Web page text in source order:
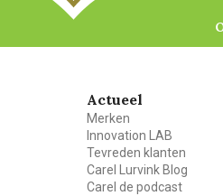
Actueel
Merken
Innovation LAB
Tevreden klanten
Carel Lurvink Blog
Carel de podcast